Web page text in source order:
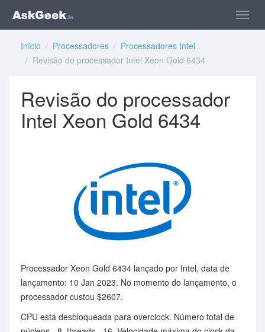
Início / Processadores / Processadores Intel
/ Revisão do processador Intel Xeon Gold 6434
Revisão do processador
Intel Xeon Gold 6434
Processador Xeon Gold 6434 lançado por Intel, data de
lançamento: 10 Jan 2023. No momento do lançamento, o
processador custou $2607.
CPU está desbloqueada para overclock. Número total de